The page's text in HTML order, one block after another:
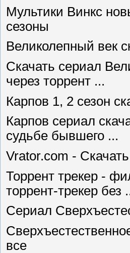
Мультики Винкс
сезоны
Великолепный век
Скачать сериал
через торрент ...
Карпов 1, 2 сезон
Карпов сериал
судьбе бывшего ...
Vrator.com -
Торрент трекер -
торрент-трекер без
Сериал
все